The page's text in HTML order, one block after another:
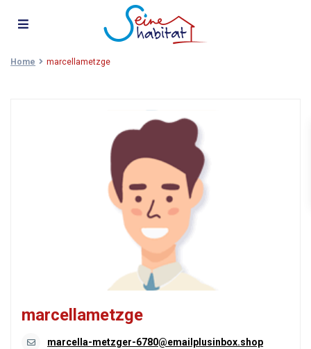
Home marcellametzge
marcellametzge
marcella-metzger-6780@emailplusinbox.shop